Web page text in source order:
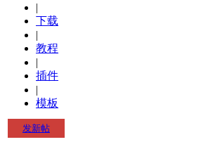
|
下载
|
教程
|
插件
|
模板
发新帖